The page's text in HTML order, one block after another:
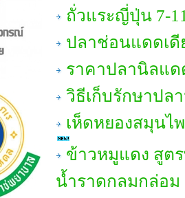
ถั่วแระญี่ปุ่น 7-
ปลาช่อนแดดเดี
ราคาปลานิลแด
วิธีเก็บรักษาปล
เห็ดหยองสมุนไ
ข้าวหมูแดง สูต
น้ำราดกลมกล่อม